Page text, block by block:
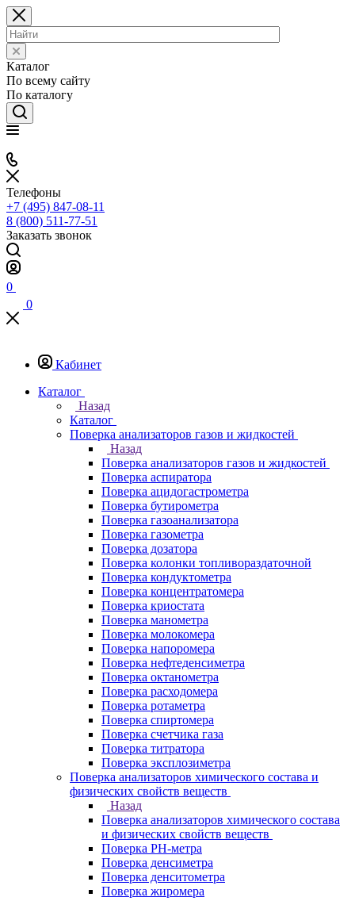
Каталог
По всему сайту
По каталогу
Телефоны
+7 (495) 847-08-11
8 (800) 511-77-51
Заказать звонок
0
0
Кабинет
Каталог
Назад
Каталог
Поверка анализаторов газов и жидкостей
Назад
Поверка анализаторов газов и жидкостей
Поверка аспиратора
Поверка ацидогастрометра
Поверка бутирометра
Поверка газоанализатора
Поверка газометра
Поверка дозатора
Поверка колонки топливораздаточной
Поверка кондуктометра
Поверка концентратомера
Поверка криостата
Поверка манометра
Поверка молокомера
Поверка напоромера
Поверка нефтеденсиметра
Поверка октанометра
Поверка расходомера
Поверка ротаметра
Поверка спиртомера
Поверка счетчика газа
Поверка титратора
Поверка эксплозиметра
Поверка анализаторов химического состава и
физических свойств веществ
Назад
Поверка анализаторов химического состава
и физических свойств веществ
Поверка PH-метра
Поверка денсиметра
Поверка денситометра
Поверка жиромера